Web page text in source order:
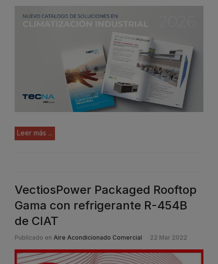
Leer más ...
VectiosPower Packaged Rooftop
Gama con refrigerante R-454B
de CIAT
Publicado en Aire Acondicionado Comercial 22 Mar 2022